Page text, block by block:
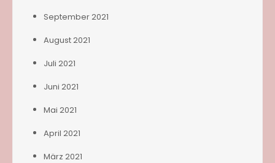
September 2021
August 2021
Juli 2021
Juni 2021
Mai 2021
April 2021
März 2021